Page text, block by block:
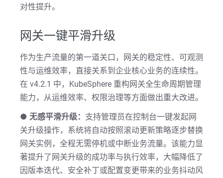
对性提升。
网关一键平滑升级
作为生产流量的第一道关口，网关的稳定性、可观测
性与运维效率，直接关系到企业核心业务的连续性。
在 v4.2.1 中，KubeSphere 重构网关全生命周期管理
能力，从运维效率、权限治理等方面做出重大改进。
● 无感平滑升级： 支持管理员在控制台一键发起网
关升级操作，系统将自动按照滚动更新策略逐步替换
网关实例，全程无需停机或中断业务流量。该能力显
著提升了网关升级的成功率与执行效率，大幅降低了
因版本迭代、安全补丁或配置变更带来的业务抖动风